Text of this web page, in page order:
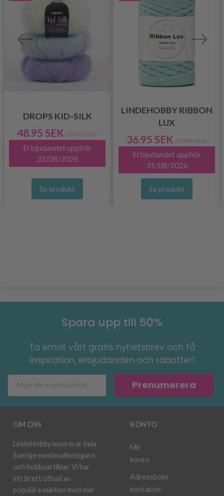
DROPS KID-SILK
48.95 SEK 55.95 SEK
Erbjudandet upphör
31/08/2026
Se produkt
LINDEHOBBY RIBBON
LUX
36.95 SEK 73.95 SEK
Erbjudandet upphör
31/08/2026
Se produkt
Spara upp till 50%
Ta emot vårt gratis nyhetsbrev och få
inspiration, erbjudanden och rabatter!
Prenumerera
OM OSS
LindeHobby levererar hela
Sverige med kvalitetsgarn
och hobbyartiklar. Vi har
ett brett utbud av
populära märken med mer
KONTO
Mit
konto
Adressboks
kontakter